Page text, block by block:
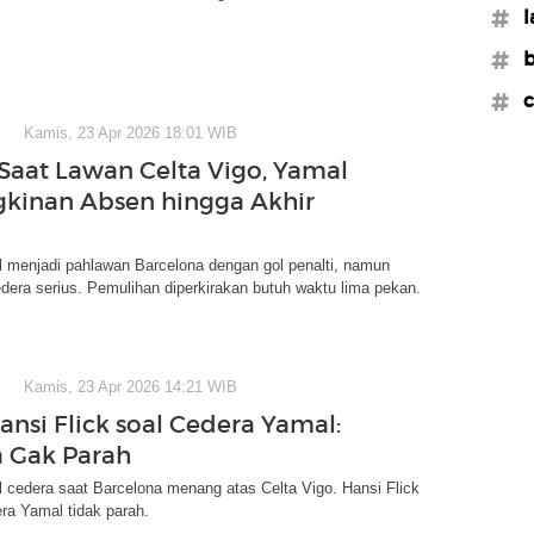
Kamis, 23 Apr 2026 18:01 WIB
Lawan Celta Vigo, Yamal
Absen hingga Akhir
menjadi pahlawan Barcelona dengan gol penalti, namun
serius. Pemulihan diperkirakan butuh waktu lima pekan.
Kamis, 23 Apr 2026 14:21 WIB
Flick soal Cedera Yamal:
Gak Parah
cedera saat Barcelona menang atas Celta Vigo. Hansi Flick
Yamal tidak parah.